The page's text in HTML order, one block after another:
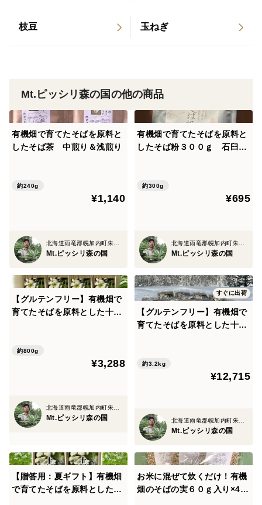
枝豆 玉ねぎ
Mt.ピッシリ森の国の他の商品
有機畑で育てたそばを原料と
したそば茶 中煎り＆浅煎り
約240g
¥1,140
Mt.ピッシリ森の国
有機畑で育てたそばを原料と
したそば粉３００ｇ 石臼挽
約300g
¥695
Mt.ピッシリ森の国
【グルテンフリー】有機畑で
育てたそばを原料とした十割
約800g
¥3,288
北海道雨竜郡幌加内町朱鞠内
Mt.ピッシリ森の国
すぐに出荷
【グルテンフリー】有機畑で
育てたそばを原料とした十割
約3.2kg
¥12,715
北海道雨竜郡幌加内町朱鞠内
Mt.ピッシリ森の国
【贈答用：夏ギフト】有機畑
で育てたそばを原料とした十
お米に混ぜて炊くだけ！有機
畑のそばの実６０ｇ入り×4個